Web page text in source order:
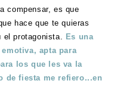
compensar, es que
hace que te quieras
el protagonista. Es una
apta para
los que les va la
de fiesta me refiero...en